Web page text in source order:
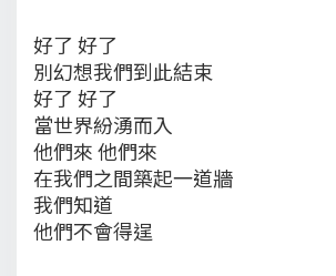
好了 好了
別幻想我們到此結束
好了 好了
當世界紛湧而入
他們來 他們來
在我們之間築起一道牆
我們知道
他們不會得逞